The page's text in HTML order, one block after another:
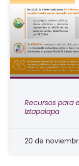
Recursos para
Iztapalapa
20 de